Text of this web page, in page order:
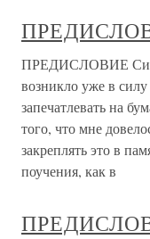
ПРЕДИСЛОВИЕ Сие
возникло уже в
запечатлевать на
того, что мне
закреплять это в
поучения, как в